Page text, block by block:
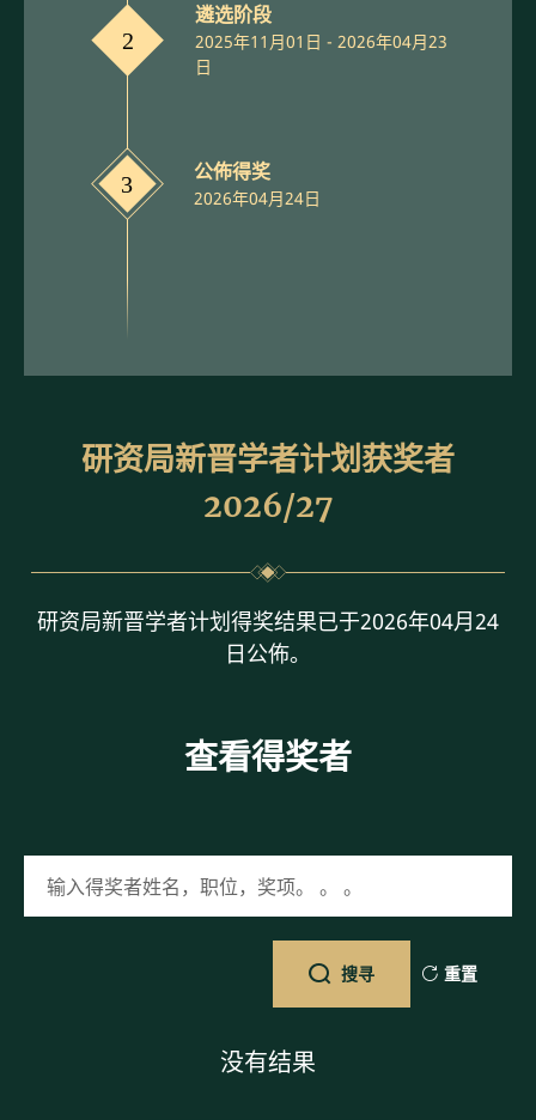
2
遴选阶段
2025年11月01日 - 2026年04月23
日
3 公佈得奖
2026年04月24日
研资局新晋学者计划获奖者
2026/27
研资局新晋学者计划得奖结果已于2026年04月24
日公佈。
查看得奖者
搜寻 重置
没有结果